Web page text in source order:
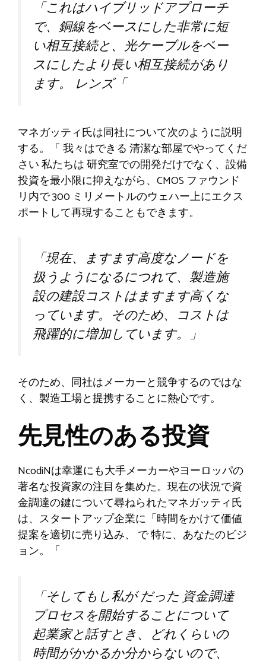
「これはハイブリッドアプローチ
で、銅線をベースにした非常に短
い相互接続と、光ケーブルをベー
スにしたより長い相互接続があり
ます。 レンズ「
マネガッティ氏は同社について次のように説明
する。
「我々はできる 清潔な部屋でやってくだ
さい私たちは研究室での開発だけでなく、設備
投資を最小限に抑えながら、CMOS ファウンド
リ内で 300 ミリメートルのウェハー上にエクス
ポートして再現することもできます。
「現在、ますます高度なノードを
扱うようになるにつれて、製造施
設の建設コストはますます高くな
っています。そのため、コストは
飛躍的に増加しています。」
そのため、同社はメーカーと競争するのではな
く、製造工場と提携することに熱心です。
先見性のある投資
NcodiNは幸運にも大手メーカーやヨーロッパの
著名な投資家の注目を集めた。現在の状況で資
金調達の鍵について尋ねられたマネガッティ氏
は、スタートアップ企業に「時間をかけて価値
提案を適切に売り込み、 で特に、あなたのビジ
ョン。
「
「そしてもし私がだった資金調達
プロセスを開始することについて
起業家と話すとき、どれくらいの
時間がかかるか分からないので、